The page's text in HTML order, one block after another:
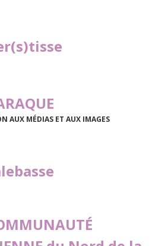
AUX MÉDIAS ET AUX IMAGES